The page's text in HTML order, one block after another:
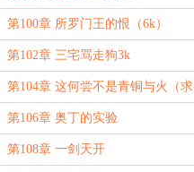
第100章 所罗门王的恨（6k）
第102章 三宅骂走狗3k
第104章 这何尝不是青铜与火（求
月票！！！）
第106章 奥丁的实验
第108章 一剑天开